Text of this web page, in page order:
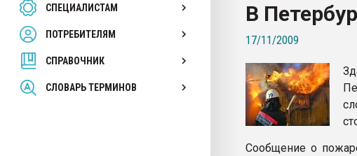
СПЕЦИАЛИСТАМ
ПОТРЕБИТЕЛЯМ
СПРАВОЧНИК
СЛОВАРЬ ТЕРМИНОВ
Продам отходы Композиция
поликарбоната и АБС-пластика
Armaloy PC/ABS-1IM черный цвет
ПЕРЕЙТИ НА ФОРУМ
В
17/11/2009
Сообщение о